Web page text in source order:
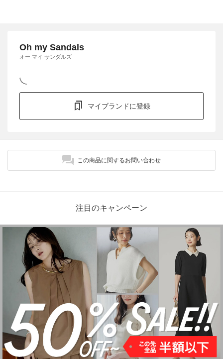
Oh my Sandals
オー マイ サンダルズ
マイブランドに登録
この商品に関するお問い合わせ
注目のキャンペーン